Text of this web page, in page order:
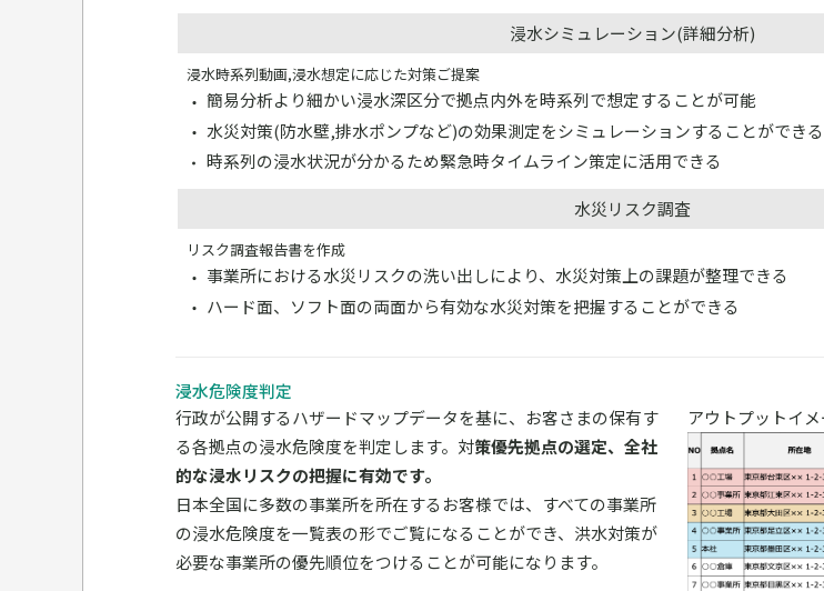
浸水シミュレーション(詳細分析)
浸水時系列動画,浸水想定に応じた対策ご提案
簡易分析より細かい浸水深区分で拠点内外を時系列で想定することが可能
水災対策(防水壁,排水ポンプなど)の効果測定をシミュレーションすることができる
時系列の浸水状況が分かるため緊急時タイムライン策定に活用できる
水災リスク調査
リスク調査報告書を作成
事業所における水災リスクの洗い出しにより、水災対策上の課題が整理できる
ハード面、ソフト面の両面から有効な水災対策を把握することができる
浸水危険度判定
行政が公開するハザードマップデータを基に、お客さまの保有す
る各拠点の浸水危険度を判定します。対策優先拠点の選定、全社
的な浸水リスクの把握に有効です。
日本全国に多数の事業所を所在するお客様では、すべての事業所
の浸水危険度を一覧表の形でご覧になることができ、洪水対策が
必要な事業所の優先順位をつけることが可能になります。
アウトプットイ